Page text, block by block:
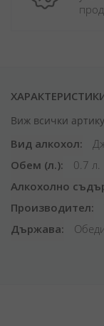
Виж всички
Вид алкохол
Обем (л.)
0.7 л.
Алкохолно
Производител
Държава